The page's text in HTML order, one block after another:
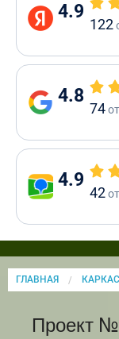
4.9
122
4.8
74
4.9
42
ГЛАВНАЯ
Проект